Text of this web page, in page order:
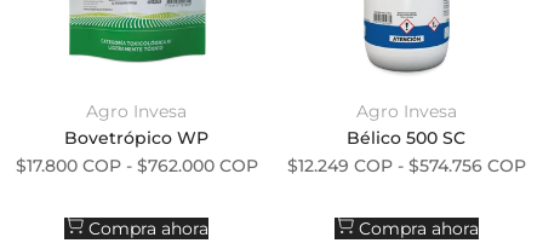
Proveedor:
Agro Invesa
Bovetrópico WP
Precio de oferta
$17.800 COP- $762.000 COP
Compra ahora
Proveedor:
Agro Invesa
Bélico 500 SC
Precio de oferta
$12.249 COP- $574.756 COP
Compra ahora